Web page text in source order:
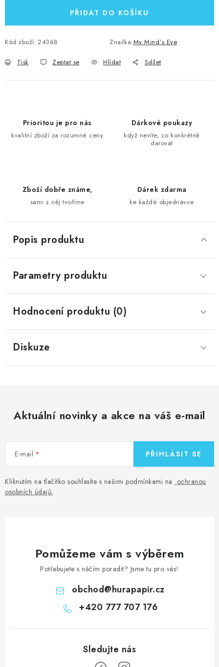
PŘIDAT DO KOŠÍKU
Kód zboží: 24368 Značka:My Mind´s Eye
Tisk Zeptat se Hlídat Sdílet
Prioritou je pro nás
kvalitní zboží za rozumné ceny
Dárkové poukazy
když nevíte, co konkrétně
darovat
Zboží dobře známe,
sami z něj tvoříme
Dárek zdarma
ke každé objednávce
Popis produktu
Parametry produktu
Hodnocení produktu (0)
Diskuze
Aktuální novinky a akce na váš e-mail
E-mail
Kliknutím na tlačítko souhlasíte s našimi podmínkami na ochranou
osobních údajů.
PŘIHLÁSIT SE
Pomůžeme vám s výběrem
Potřebujete s něčím poradit? Jsme tu pro vás!
obchod@hurapapir.cz
+420 777 707 176